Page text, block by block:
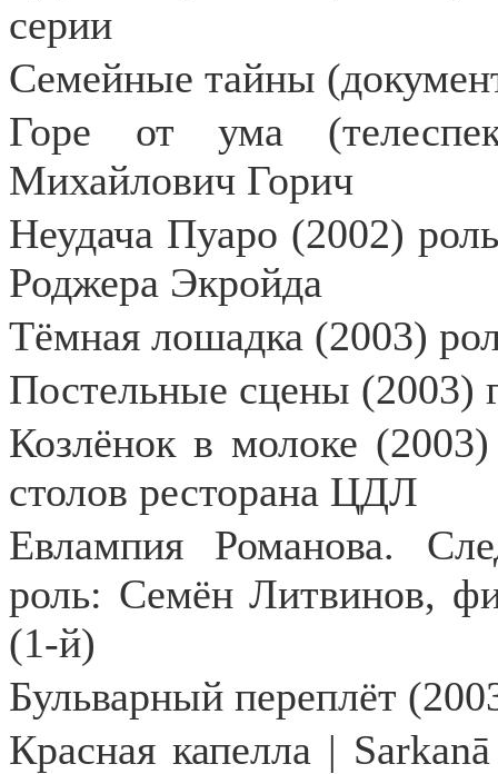
серии
Семейные тайны
Горе от ума
Михайлович Горич
Неудача Пуаро (2002)
Роджера Экройда
Тёмная лошадка (2003)
Постельные сцены (2003)
Козлёнок в молоке
столов ресторана ЦДЛ
Евлампия Романова.
роль: Семён Литвинов,
(1-й)
Бульварный переплёт
Красная капелла |